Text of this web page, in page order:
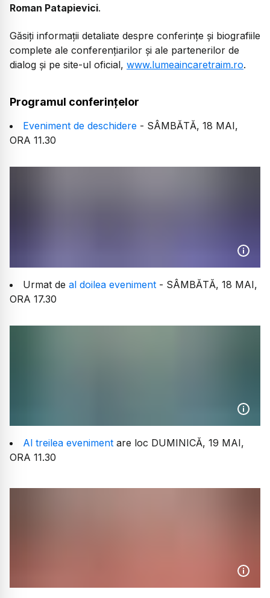
Roman Patapievici.
Găsiți informații detaliate despre conferințe și biografiile
complete ale conferențiarilor și ale partenerilor de
dialog și pe site-ul oficial, www.lumeaincaretraim.ro.
Programul conferințelor
Eveniment de deschidere - SÂMBĂTĂ, 18 MAI,
ORA 11.30
Urmat de al doilea eveniment - SÂMBĂTĂ, 18 MAI,
ORA 17.30
Al treilea eveniment are loc DUMINICĂ, 19 MAI,
ORA 11.30